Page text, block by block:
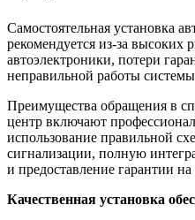
Самостоятельная установка
рекомендуется из-за высоких
автоэлектроники, потери
неправильной работы
Преимущества обращения в
центр включают
использование правильной
сигнализации, полную
и предоставление гарантии
Качественная установка